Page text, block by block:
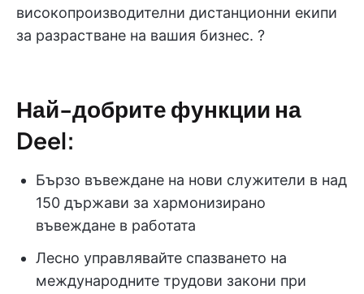
високопроизводителни дистанционни екипи
за разрастване на вашия бизнес. ?
Най-добрите функции на
Deel:
Бързо въвеждане на нови служители в над
150 държави за хармонизирано
въвеждане в работата
Лесно управлявайте спазването на
международните трудови закони при